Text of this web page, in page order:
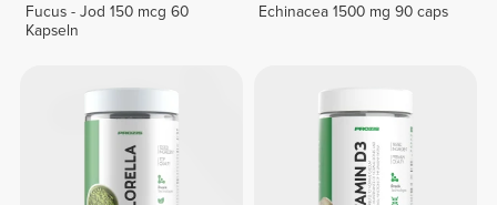
Fucus - Jod 150 mcg 60
Kapseln
Echinacea 1500 mg 90 caps